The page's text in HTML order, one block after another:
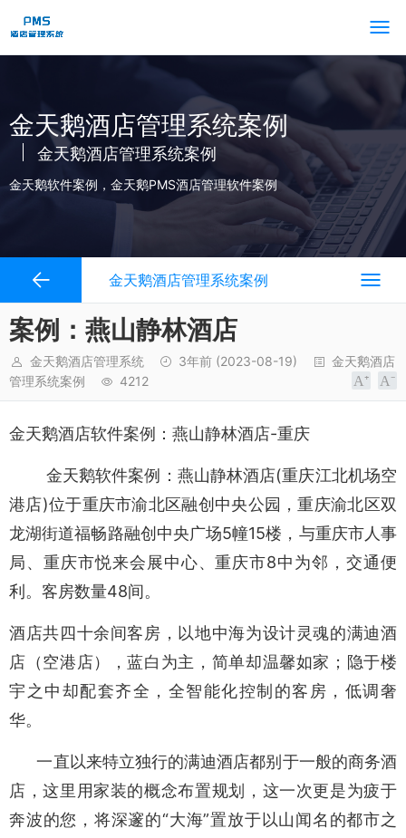
金天鹅酒店管理系统案例
金天鹅酒店管理系统案例
金天鹅软件案例，金天鹅PMS酒店管理软件案例
金天鹅酒店管理系统案例
案例：燕山静林酒店
金天鹅酒店管理系统 3年前 (2023-08-19)
金天鹅酒店
管理系统案例
4212
金天鹅酒店软件案例：燕山静林酒店-重庆
金天鹅软件案例：燕山静林酒店(重庆江北机场空
港店)位于重庆市渝北区融创中央公园，重庆渝北区双
龙湖街道福畅路融创中央广场5幢15楼，与重庆市人事
局、重庆市悦来会展中心、重庆市8中为邻，交通便
利。客房数量48间。
酒店共四十余间客房，以地中海为设计灵魂的满迪酒
店（空港店），蓝白为主，简单却温馨如家；隐于楼
宇之中却配套齐全，全智能化控制的客房，低调奢
华。
一直以来特立独行的满迪酒店都别于一般的商务酒
店，这里用家装的概念布置规划，这一次更是为疲于
奔波的您，将深邃的“大海”置放于以山闻名的都市之